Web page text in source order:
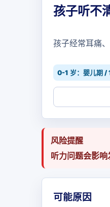
孩子听不
孩子经常耳痛
0-1 岁：婴儿期 /
风险提醒
听力问题会影响
可能原因